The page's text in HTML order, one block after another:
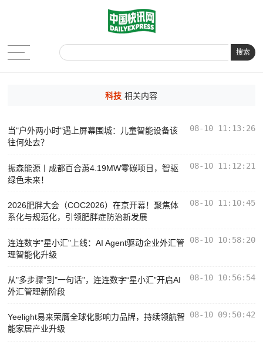
搜索
科技 相关内容
当"户外两小时"遇上屏幕围城：儿童智能设备该
往何处去？
08-10 11:13:26
振森能源丨成都百合蕙4.19MW零碳项目，智驱
绿色未来！
08-10 11:12:21
2026肥胖大会（COC2026）在京开幕！聚焦体
系化与规范化，引领肥胖症防治新发展
08-10 11:10:45
连连数字"星小汇"上线：AI Agent驱动企业外汇管
理智能化升级
08-10 10:58:20
从"多步骤"到"一句话"，连连数字“星小汇”开启AI
外汇管理新阶段
08-10 10:56:54
Yeelight易来荣膺全球化影响力品牌，持续领航智
能家居产业升级
08-10 09:50:42